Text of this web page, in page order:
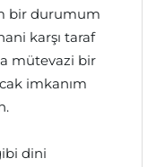
bir durumum
karşı taraf
mütevazi bir
imkanım
dini